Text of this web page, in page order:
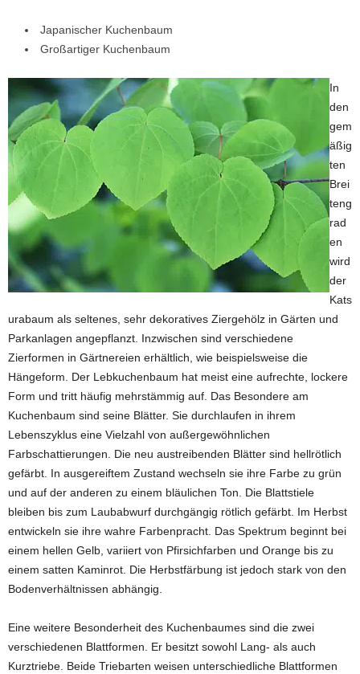
Japanischer Kuchenbaum
Großartiger Kuchenbaum
In
den
gem
äßig
ten
Brei
teng
rad
en
wird
der
Kats
urabaum als seltenes, sehr dekoratives Ziergehölz in Gärten und
Parkanlagen angepflanzt. Inzwischen sind verschiedene
Zierformen in Gärtnereien erhältlich, wie beispielsweise die
Hängeform. Der Lebkuchenbaum hat meist eine aufrechte, lockere
Form und tritt häufig mehrstämmig auf. Das Besondere am
Kuchenbaum sind seine Blätter. Sie durchlaufen in ihrem
Lebenszyklus eine Vielzahl von außergewöhnlichen
Farbschattierungen. Die neu austreibenden Blätter sind hellrötlich
gefärbt. In ausgereiftem Zustand wechseln sie ihre Farbe zu grün
und auf der anderen zu einem bläulichen Ton. Die Blattstiele
bleiben bis zum Laubabwurf durchgängig rötlich gefärbt. Im Herbst
entwickeln sie ihre wahre Farbenpracht. Das Spektrum beginnt bei
einem hellen Gelb, variiert von Pfirsichfarben und Orange bis zu
einem satten Kaminrot. Die Herbstfärbung ist jedoch stark von den
Bodenverhältnissen abhängig.
Eine weitere Besonderheit des Kuchenbaumes sind die zwei
verschiedenen Blattformen. Er besitzt sowohl Lang- als auch
Kurztriebe. Beide Triebarten weisen unterschiedliche Blattformen